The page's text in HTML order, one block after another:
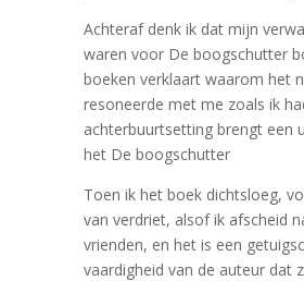
Achteraf denk ik dat mijn
waren voor De boogschutter
boeken verklaart waarom het
resoneerde met me zoals ik
achterbuurtsetting brengt een
het De boogschutter
Toen ik het boek dichtsloeg,
van verdriet, alsof ik afscheid
vrienden, en het is een
vaardigheid van de auteur dat